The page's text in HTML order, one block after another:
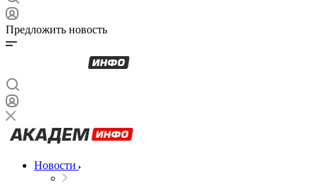
Предложить новость
Новости